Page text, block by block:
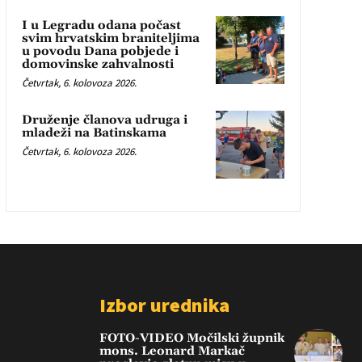
I u Legradu odana počast
svim hrvatskim braniteljima
u povodu Dana pobjede i
domovinske zahvalnosti
Četvrtak, 6. kolovoza 2026.
Druženje članova udruga i
mladeži na Batinskama
Četvrtak, 6. kolovoza 2026.
Izbor urednika
FOTO-VIDEO Močilski župnik
mons. Leonard Markač